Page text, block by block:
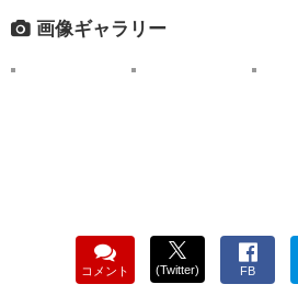
画像ギャラリー
コメント (Twitter) FB